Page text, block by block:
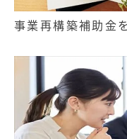
事業再構築補助金